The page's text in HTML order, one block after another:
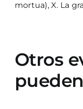
mortua), X. La
Otros